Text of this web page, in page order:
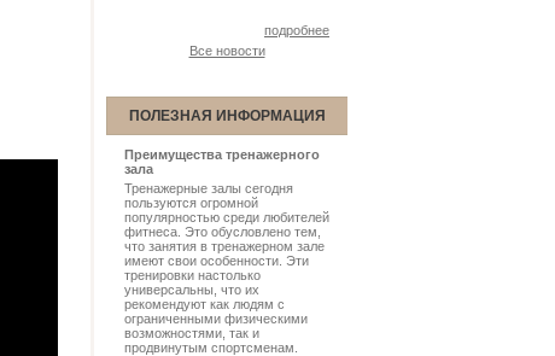
подробнее
Все новости
ПОЛЕЗНАЯ ИНФОРМАЦИЯ
Преимущества тренажерного
зала
Тренажерные залы сегодня
пользуются огромной
популярностью среди любителей
фитнеса. Это обусловлено тем,
что занятия в тренажерном зале
имеют свои особенности. Эти
тренировки настолько
универсальны, что их
рекомендуют как людям с
ограниченными физическими
возможностями, так и
продвинутым спортсменам.